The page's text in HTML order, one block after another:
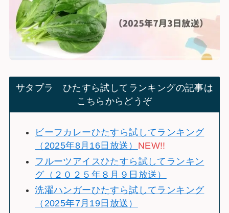
サタプラ ひたすら試してランキングの記事は
こちらからどうぞ
ビーフカレーひたすら試してランキング
（2025年8月16日放送） NEW!!
フルーツアイスひたすら試してランキン
グ（２０２５年８月９日放送）
洗濯ハンガーひたすら試してランキング
（2025年7月19日放送）